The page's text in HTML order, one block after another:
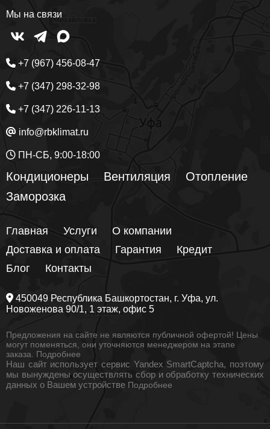
Мы на связи
+7 (967) 456-08-47
+7 (347) 298-32-98
+7 (347) 226-11-13
info@rbklimat.ru
ПН-СБ, 9:00-18:00
Кондиционеры Вентиляция
Отопление
Заморозка
Главная Услуги
О компании
Доставка и оплата
Гарантия
Кредит
Блог
Контакты
450049 Республика Башкортостан, г. Уфа, ул.
Новоженова 90/1, 1 этаж, офис 5
Предложения на сайте не являются публичной офертой! Цены
могут поменяться, они уточняются менеджером на этапе
заказа. Подробнее
Наш сайт использует сервис Yandex SmartCaptcha, поэтому
мы вынуждены осуществлять сбор и обработку технических
данных о Вашем устройстве Подробнее